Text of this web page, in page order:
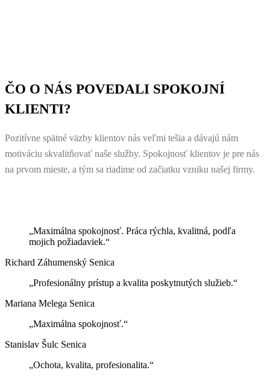
ČO O NÁS POVEDALI SPOKOJNÍ
KLIENTI?
Pozitívne spätné väzby klientov nás veľmi tešia a dávajú nám
motiváciu skvalitňovať naše služby. Spokojnosť klientov je pre nás
na prvom mieste, a tým sa riadime od začiatku vzniku našej firmy.
„Maximálna spokojnosť. Práca rýchla, kvalitná, podľa
mojich požiadaviek.“
Richard Záhumenský Senica
„Profesionálny prístup a kvalita poskytnutých služieb.“
Mariana Melega Senica
„Maximálna spokojnosť.“
Stanislav Šulc Senica
„Ochota, kvalita, profesionalita.“